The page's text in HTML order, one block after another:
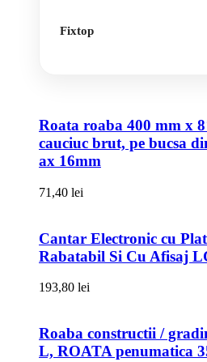
Fixtop
Roata roaba 400 mm x
cauciuc brut, pe bucsa
ax 16mm
71,40 lei
Cantar Electronic cu
Rabatabil Si Cu Afisaj
193,80 lei
Roaba constructii /
L, ROATA penumatica